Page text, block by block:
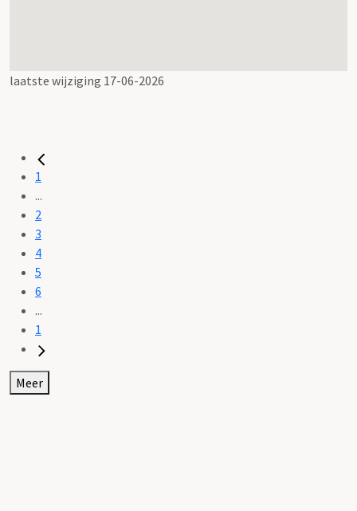
laatste wijziging 17-06-2026
1
...
2
3
4
5
6
...
1
Meer